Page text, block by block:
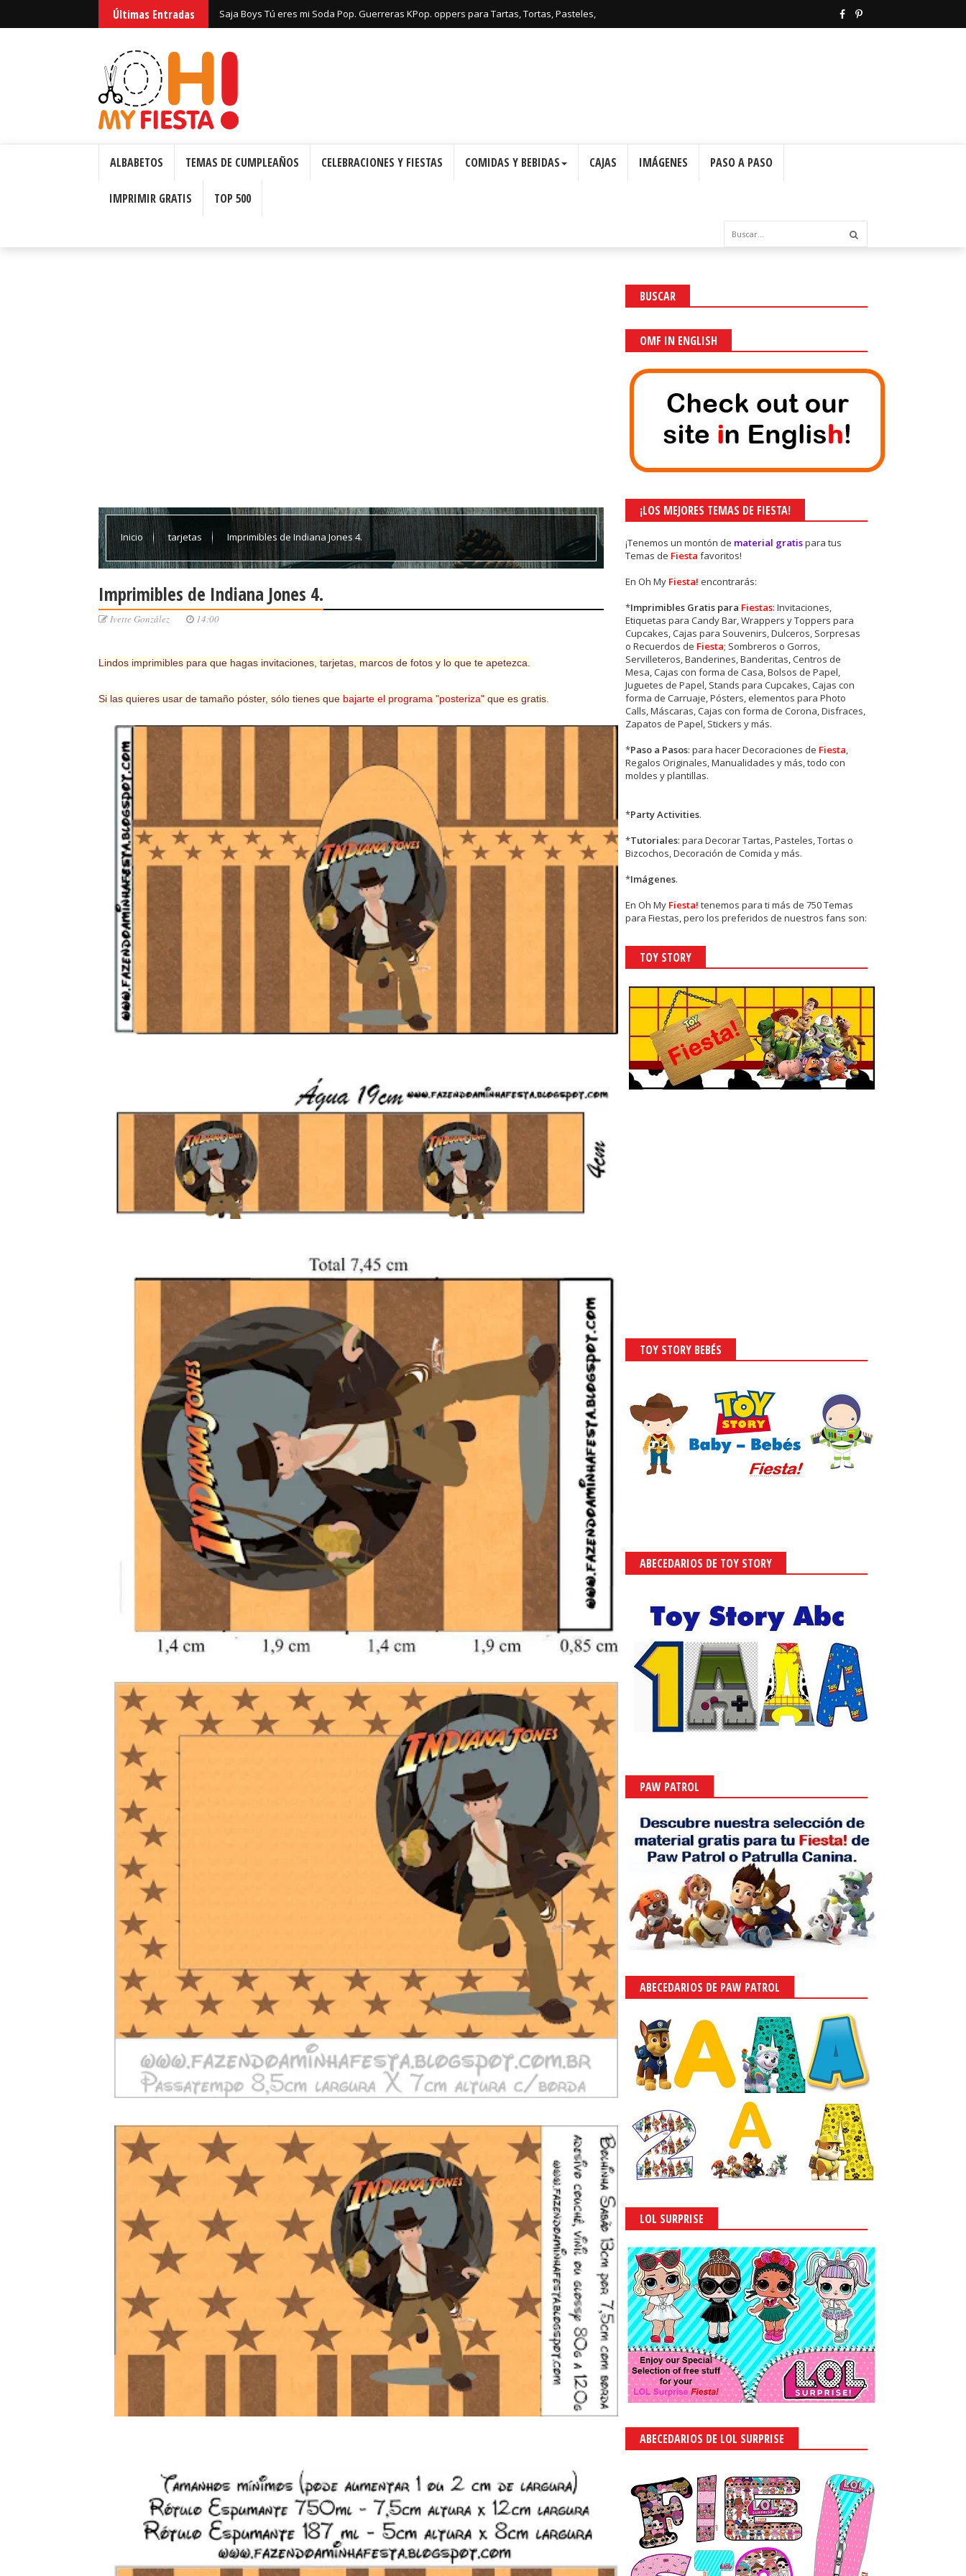
Últimas Entradas Saja Boys Tú eres mi Soda Pop. Guerreras KPop. oppers para Tartas, Tortas, Pasteles,
ALBABETOS TEMAS DE CUMPLEAÑOS CELEBRACIONES Y FIESTAS COMIDAS Y BEBIDAS CAJAS IMÁGENES PASO A PASO
IMPRIMIR GRATIS TOP 500
Inicio tarjetas Imprimibles de Indiana Jones 4.
Imprimibles de Indiana Jones 4.
Ivette González 14:00
Lindos imprimibles para que hagas invitaciones, tarjetas, marcos de fotos y lo que te apetezca.
Si las quieres usar de tamaño póster, sólo tienes que bajarte el programa "posteriza" que es gratis.
BUSCAR
OMF IN ENGLISH
¡LOS MEJORES TEMAS DE FIESTA!
¡Tenemos un montón de material gratispara tus
Temas de Fiestafavoritos!
En Oh My Fiesta!encontrarás:
*Imprimibles Gratis para Fiestas: Invitaciones,
Etiquetas para Candy Bar, Wrappers y Toppers para
Cupcakes, Cajas para Souvenirs, Dulceros, Sorpresas
o Recuerdos de Fiesta; Sombreros o Gorros,
Servilleteros, Banderines, Banderitas, Centros de
Mesa, Cajas con forma de Casa, Bolsos de Papel,
Juguetes de Papel, Stands para Cupcakes, Cajas con
forma de Carruaje, Pósters, elementos para Photo
Calls, Máscaras, Cajas con forma de Corona, Disfraces,
Zapatos de Papel, Stickers y más.
*Paso a Pasos: para hacer Decoraciones de Fiesta,
Regalos Originales, Manualidades y más, todo con
moldes y plantillas.
*Party Activities.
*Tutoriales: para Decorar Tartas, Pasteles, Tortas o
Bizcochos, Decoración de Comida y más.
*Imágenes.
EnOh My Fiesta! tenemos para ti más de 750 Temas
para Fiestas, pero los preferidos de nuestros fans son:
TOY STORY
TOY STORY BEBÉS
ABECEDARIOS DE TOY STORY
PAW PATROL
ABECEDARIOS DE PAW PATROL
LOL SURPRISE
ABECEDARIOS DE LOL SURPRISE